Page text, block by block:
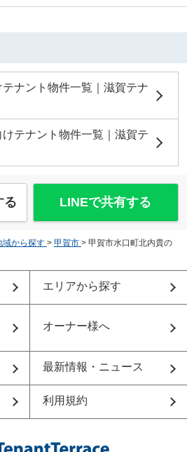
ナント物件一覧｜滋賀テナ
テナント物件一覧｜滋賀テ
る LINEで共有する
域から探す > 甲賀市 > 甲賀市水口町北内貴の
エリアから探す
オーナー様へ
最新情報・ニュース
利用規約